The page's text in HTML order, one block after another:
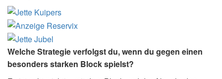
Welche Strategie verfolgst du, wenn du gegen einen
besonders starken Block spielst?